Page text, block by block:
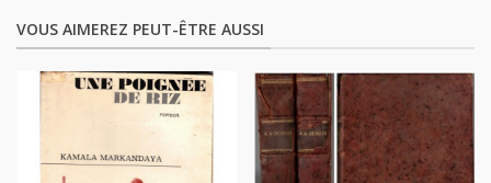
VOUS AIMEREZ PEUT-ÊTRE AUSSI